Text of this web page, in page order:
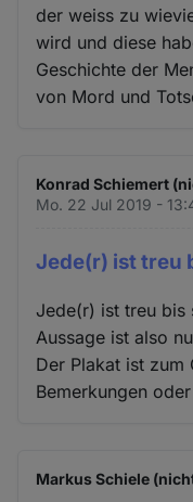
der weiss zu
wird und diese
Geschichte der
von Mord und
Konrad Schiemert
Mo. 22 Jul 2019 -
Jede(r) ist treu
Jede(r) ist treu bis
Aussage ist also
Der Plakat ist zum
Bemerkungen
Markus Schiele